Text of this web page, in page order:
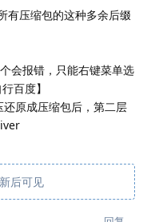
有压缩包的这种多余后缀
会报错，只能右键菜单选
百度】
原成压缩包后，第二层
后可见